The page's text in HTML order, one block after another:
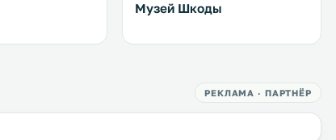
Музей Шкоды
РЕКЛАМА · ПАРТНЁР